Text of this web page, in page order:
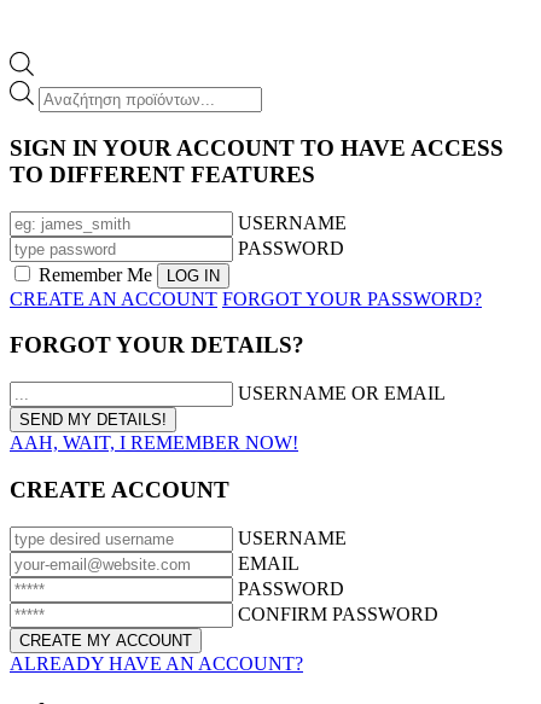
Products
search
SIGN IN YOUR ACCOUNT TO HAVE ACCESS
TO DIFFERENT FEATURES
USERNAME
PASSWORD
Remember Me
CREATE AN ACCOUNT FORGOT YOUR PASSWORD?
FORGOT YOUR DETAILS?
USERNAME OR EMAIL
AAH, WAIT, I REMEMBER NOW!
CREATE ACCOUNT
USERNAME
EMAIL
PASSWORD
CONFIRM PASSWORD
ALREADY HAVE AN ACCOUNT?